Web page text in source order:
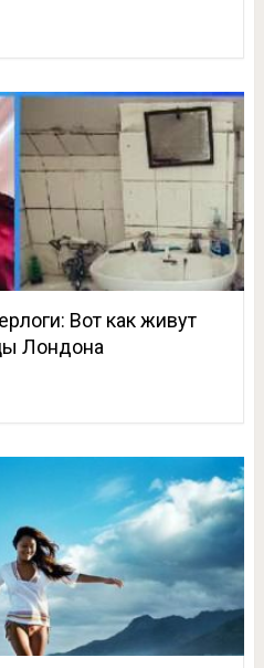
Вот как живут
Лондона